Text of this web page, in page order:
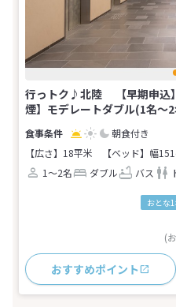
行っトク♪北陸 【早期申込
煙】モデレートダブル(1名～
朝食付き
【広さ】18平米
【ベッド】幅
1～2名
ダブル バス
おとな
(
おすすめポイント